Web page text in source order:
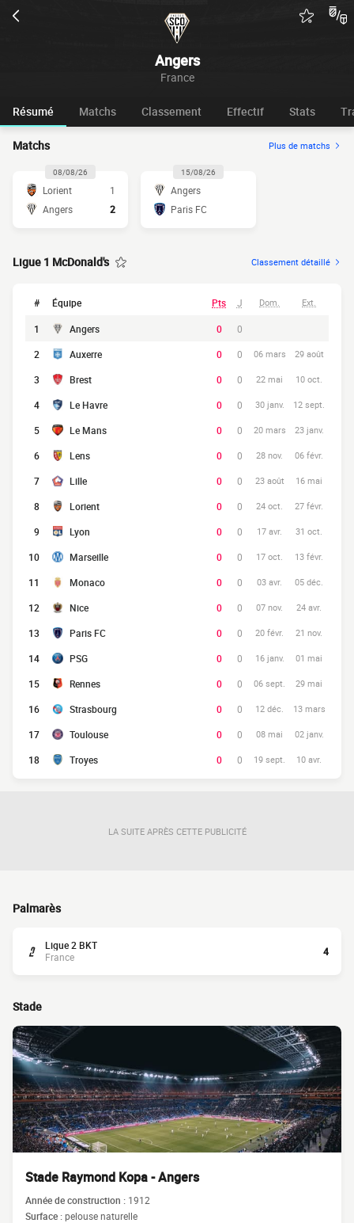
Angers
France
Résumé Matchs Classement Effectif Stats
Matchs Plus de matchs
08/08/26
Lorient
1
Angers
2
15/08/26
Angers
Paris FC
Ligue 1 McDonald's Classement détaillé
# Équipe Pts J Dom. Ext.
1 Angers 0
0
2
Auxerre 0 0 06 mars 29 août
3 Brest 0 0 22 mai 10 oct.
4 Le Havre 0 0 30 janv. 12 sept.
5 Le Mans 0 0 20 mars 23 janv.
6 Lens 0 0 28 nov. 06 févr.
7 Lille 0 0 23 août 16 mai
8 Lorient 0 0 24 oct. 27 févr.
9 Lyon 0 0 17 avr. 31 oct.
10 Marseille 0 0 17 oct. 13 févr.
11 Monaco 0 0 03 avr. 05 déc.
12 Nice 0 0 07 nov. 24 avr.
13 Paris FC 0 0 20 févr. 21 nov.
14 PSG 0 0 16 janv. 01 mai
15 Rennes 0 0 06 sept. 29 mai
16 Strasbourg 0 0 12 déc. 13 mars
17 Toulouse 0 0 08 mai 02 janv.
18 Troyes 0 0 19 sept. 10 avr.
LA SUITE APRÈS CETTE PUBLICITÉ
Palmarès
Ligue 2 BKT
France
4
Stade
Stade Raymond Kopa - Angers
Année de construction : 1912
Surface :pelouse naturelle